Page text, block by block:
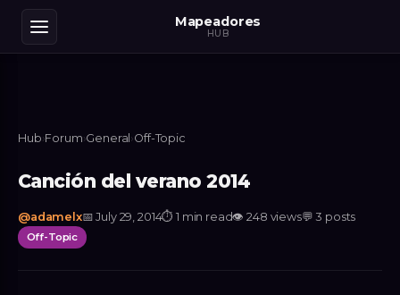
Mapeadores
HUB
Hub›Forum›General ›Off-Topic
Canción del verano 2014
@adamelx📅July 29, 2014⏱1 min read👁248 views💬3 posts
Off-Topic